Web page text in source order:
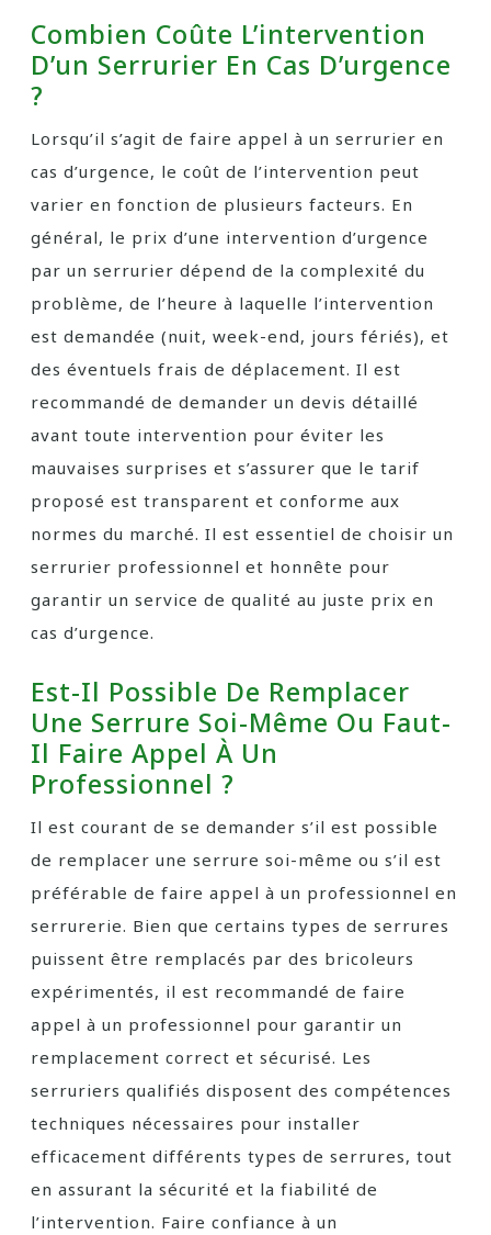
Combien Coûte L’intervention
D’un Serrurier En Cas D’urgence
?
Lorsqu’il s’agit de faire appel à un serrurier en
cas d’urgence, le coût de l’intervention peut
varier en fonction de plusieurs facteurs. En
général, le prix d’une intervention d’urgence
par un serrurier dépend de la complexité du
problème, de l’heure à laquelle l’intervention
est demandée (nuit, week-end, jours fériés), et
des éventuels frais de déplacement. Il est
recommandé de demander un devis détaillé
avant toute intervention pour éviter les
mauvaises surprises et s’assurer que le tarif
proposé est transparent et conforme aux
normes du marché. Il est essentiel de choisir un
serrurier professionnel et honnête pour
garantir un service de qualité au juste prix en
cas d’urgence.
Est-Il Possible De Remplacer
Une Serrure Soi-Même Ou Faut-
Il Faire Appel À Un
Professionnel ?
Il est courant de se demander s’il est possible
de remplacer une serrure soi-même ou s’il est
préférable de faire appel à un professionnel en
serrurerie. Bien que certains types de serrures
puissent être remplacés par des bricoleurs
expérimentés, il est recommandé de faire
appel à un professionnel pour garantir un
remplacement correct et sécurisé. Les
serruriers qualifiés disposent des compétences
techniques nécessaires pour installer
efficacement différents types de serrures, tout
en assurant la sécurité et la fiabilité de
l’intervention. Faire confiance à un